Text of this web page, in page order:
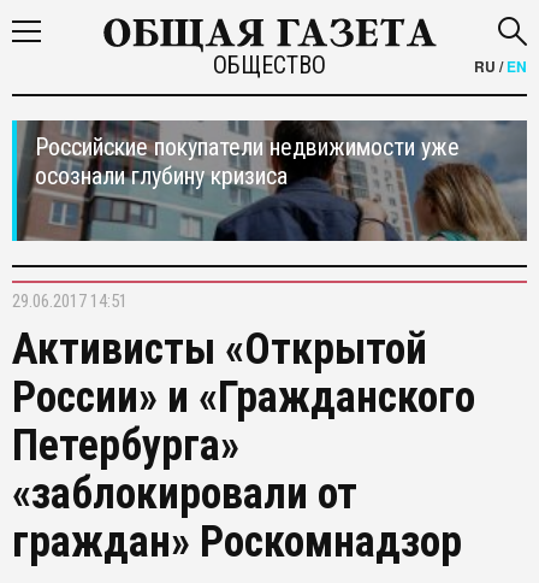
ОБЩЕСТВО RU /EN
Российские покупатели недвижимости уже
осознали глубину кризиса
29.06.2017 14:51
Активисты «Открытой
России» и «Гражданского
Петербурга»
«заблокировали от
граждан» Роскомнадзор